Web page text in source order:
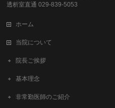
透析室直通 029-839-5053
ホーム
当院について
院長ご挨拶
基本理念
非常勤医師のご紹介